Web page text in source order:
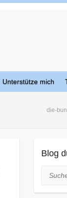
Unterstütze mich
die-
Blog
Suche